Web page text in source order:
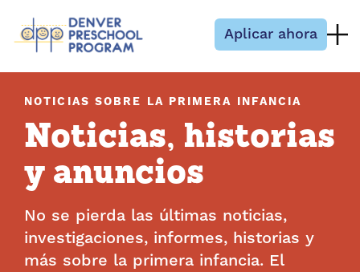
Aplicar ahora
NOTICIAS SOBRE LA PRIMERA INFANCIA
Noticias, historias
y anuncios
No se pierda las últimas noticias,
investigaciones, informes, historias y
más sobre la primera infancia. El